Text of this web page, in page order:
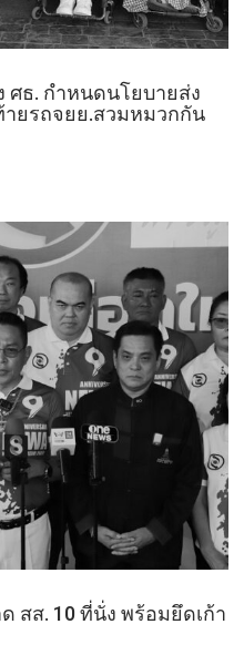
ศธ. กำหนดนโยบายส่ง
ายรถจยย.สวมหมวกกัน
สส. 10 ที่นั่ง พร้อมยึดเก้า